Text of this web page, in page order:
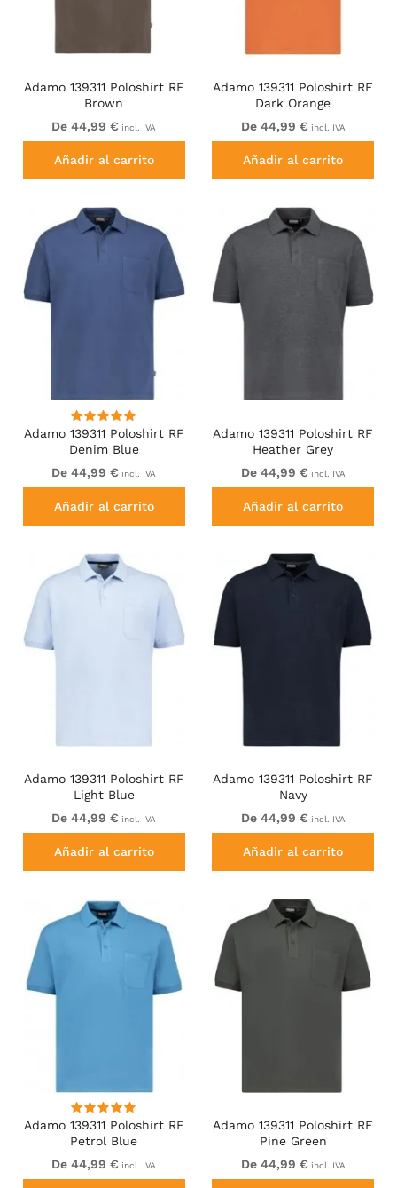
Adamo 139311 Poloshirt RF
Brown
De 44,99 € incl. IVA
Añadir al carrito
Adamo 139311 Poloshirt RF
Dark Orange
De 44,99 € incl. IVA
Añadir al carrito
Adamo 139311 Poloshirt RF
Denim Blue
De 44,99 € incl. IVA
Añadir al carrito
Adamo 139311 Poloshirt RF
Heather Grey
De 44,99 € incl. IVA
Añadir al carrito
Adamo 139311 Poloshirt RF
Light Blue
De 44,99 € incl. IVA
Añadir al carrito
Adamo 139311 Poloshirt RF
Navy
De 44,99 € incl. IVA
Añadir al carrito
Adamo 139311 Poloshirt RF
Petrol Blue
De 44,99 € incl. IVA
Adamo 139311 Poloshirt RF
Pine Green
De 44,99 € incl. IVA